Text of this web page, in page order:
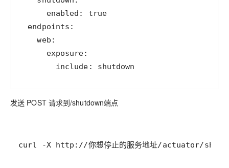
      enabled: true
        include: shutdown
发送 POST 请求到/shutdown端点
curl -X http://你想停止的服务地址/actuator/